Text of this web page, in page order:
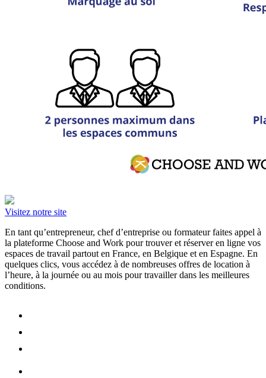
Visitez notre site
En tant qu’entrepreneur, chef d’entreprise ou formateur faites appel à
la plateforme Choose and Work pour trouver et réserver en ligne vos
espaces de travail partout en France, en Belgique et en Espagne. En
quelques clics, vous accédez à de nombreuses offres de location à
l’heure, à la journée ou au mois pour travailler dans les meilleures
conditions.